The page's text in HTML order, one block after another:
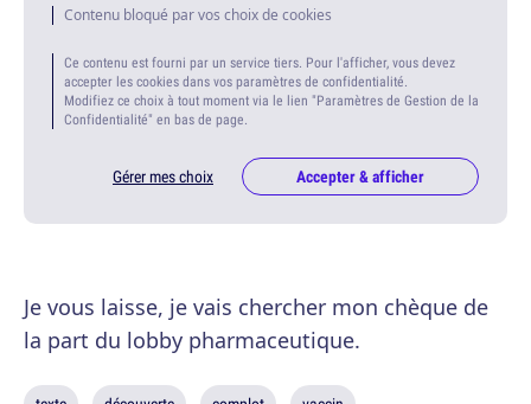
Contenu bloqué par vos choix de cookies
Ce contenu est fourni par un service tiers. Pour l'afficher, vous devez
accepter les cookies dans vos paramètres de confidentialité.
Modifiez ce choix à tout moment via le lien "Paramètres de Gestion de la
Confidentialité" en bas de page.
Gérer mes choix Accepter & afficher
Je vous laisse, je vais chercher mon chèque de
la part du lobby pharmaceutique.